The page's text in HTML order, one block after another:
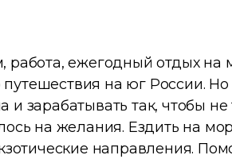
работа, ежегодный отдых на
на юг России. Но
зарабатывать так, чтобы не
на желания. Ездить на
направления.